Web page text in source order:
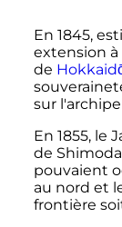
En 1845,
extension
de
sur
En 1855, le
de
pouvaient
au nord et
frontière